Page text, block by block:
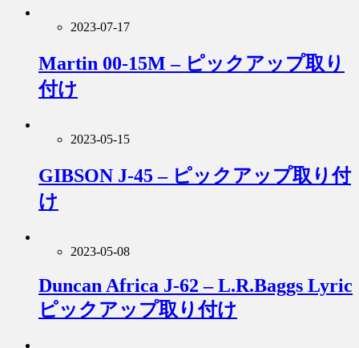
2023-07-17
Martin 00-15M – ピックアップ取り
付け
2023-05-15
GIBSON J-45 – ピックアップ取り付
け
2023-05-08
Duncan Africa J-62 – L.R.Baggs Lyric
ピックアップ取り付け